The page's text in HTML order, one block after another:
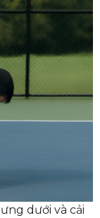
dưới và cải